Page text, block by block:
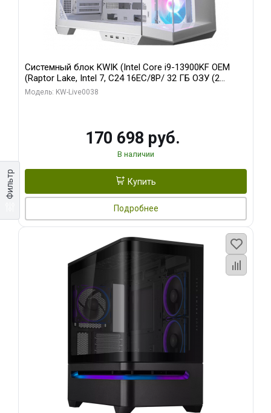
Фильтр
Системный блок KWIK (Intel Core i9-13900KF OEM
(Raptor Lake, Intel 7, C24 16EC/8P/ 32 ГБ ОЗУ (2
модуля)/ Gigabyte RX9070XT GAMING OC 16GB GDDR6
Модель: KW-Live0038
170 698 руб.
В наличии
Купить
Подробнее